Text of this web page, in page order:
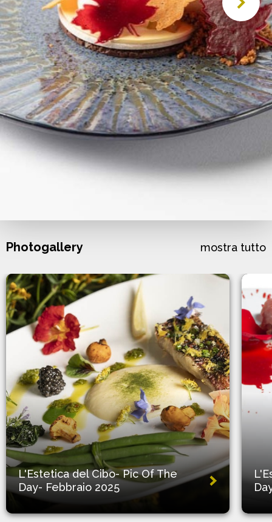
Photogallery mostra tutto
L'Estetica del Cibo- Pic Of The
Day- Febbraio 2025